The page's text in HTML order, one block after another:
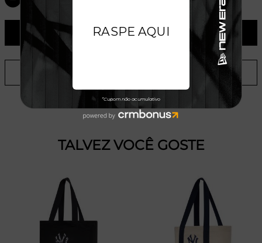
ADICIONAR AO CARRINHO
ADICIONAR A LISTA DE DESEJOS
TALVEZ VOCÊ GOSTE